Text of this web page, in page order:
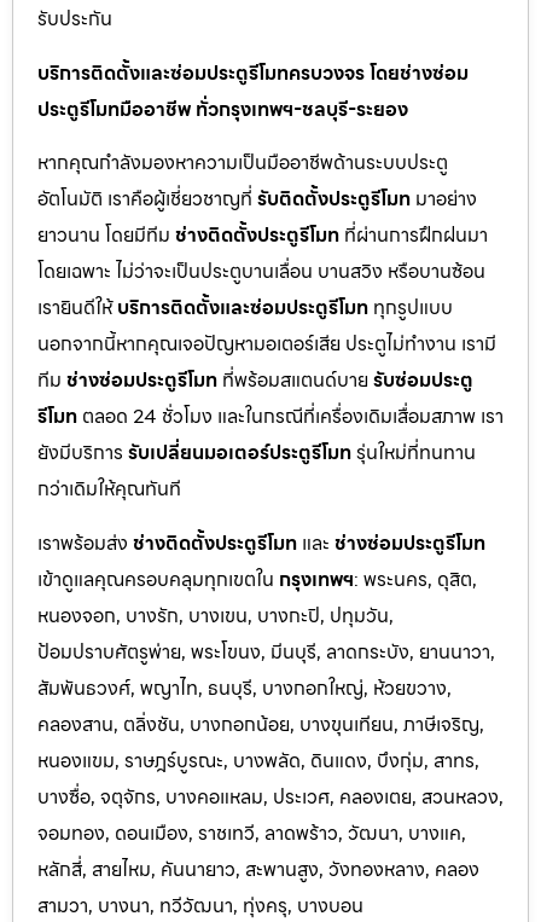
รับประกัน
บริการติดตั้งและซ่อมประตูรีโมทครบวงจร โดยช่างซ่อม
ประตูรีโมทมืออาชีพ ทั่วกรุงเทพฯ-ชลบุรี-ระยอง
หากคุณกำลังมองหาความเป็นมืออาชีพด้านระบบประตู
อัตโนมัติ เราคือผู้เชี่ยวชาญที่ รับติดตั้งประตูรีโมท มาอย่าง
ยาวนาน โดยมีทีม ช่างติดตั้งประตูรีโมท ที่ผ่านการฝึกฝนมา
โดยเฉพาะ ไม่ว่าจะเป็นประตูบานเลื่อน บานสวิง หรือบานซ้อน
เรายินดีให้บริการติดตั้งและซ่อมประตูรีโมท ทุกรูปแบบ
นอกจากนี้หากคุณเจอปัญหามอเตอร์เสีย ประตูไม่ทำงาน เรามี
ทีม ช่างซ่อมประตูรีโมท ที่พร้อมสแตนด์บาย รับซ่อมประตู
รีโมท ตลอด 24 ชั่วโมง และในกรณีที่เครื่องเดิมเสื่อมสภาพ เรา
ยังมีบริการ รับเปลี่ยนมอเตอร์ประตูรีโมทรุ่นใหม่ที่ทนทาน
กว่าเดิมให้คุณทันที
เราพร้อมส่ง ช่างติดตั้งประตูรีโมท และ ช่างซ่อมประตูรีโมท
เข้าดูแลคุณครอบคลุมทุกเขตใน กรุงเทพฯ: พระนคร, ดุสิต,
หนองจอก, บางรัก, บางเขน, บางกะปิ, ปทุมวัน,
ป้อมปราบศัตรูพ่าย, พระโขนง, มีนบุรี, ลาดกระบัง, ยานนาวา,
สัมพันธวงศ์, พญาไท, ธนบุรี, บางกอกใหญ่, ห้วยขวาง,
คลองสาน, ตลิ่งชัน, บางกอกน้อย, บางขุนเทียน, ภาษีเจริญ,
หนองแขม, ราษฎร์บูรณะ, บางพลัด, ดินแดง, บึงกุ่ม, สาทร,
บางซื่อ, จตุจักร, บางคอแหลม, ประเวศ, คลองเตย, สวนหลวง,
จอมทอง, ดอนเมือง, ราชเทวี, ลาดพร้าว, วัฒนา, บางแค,
หลักสี่, สายไหม, คันนายาว, สะพานสูง, วังทองหลาง, คลอง
สามวา, บางนา, ทวีวัฒนา, ทุ่งครุ, บางบอน